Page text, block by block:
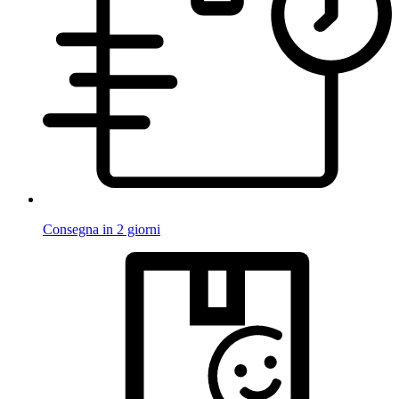
Consegna in 2 giorni